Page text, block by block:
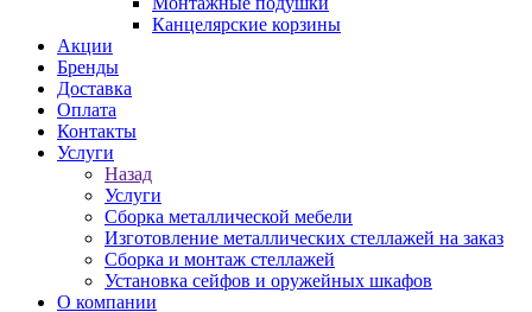
Канцелярские корзины
Акции
Бренды
Доставка
Оплата
Контакты
Услуги
Назад
Услуги
Сборка металлической мебели
Изготовление металлических стеллажей на заказ
Сборка и монтаж стеллажей
Установка сейфов и оружейных шкафов
О компании